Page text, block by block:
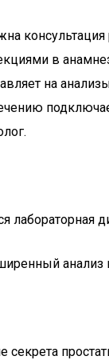
консультация
в
на
лабораторная
анализ
секрета